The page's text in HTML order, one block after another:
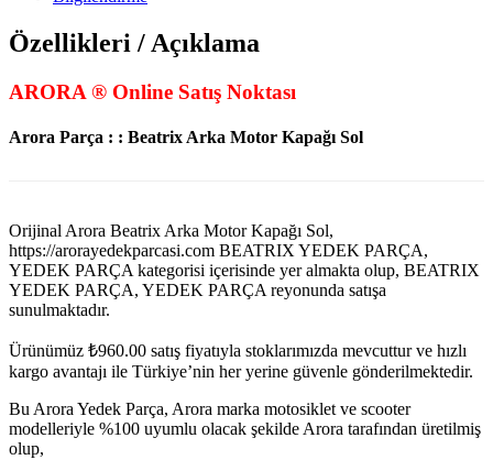
Özellikleri / Açıklama
ARORA ® Online Satış Noktası
Arora Parça : : Beatrix Arka Motor Kapağı Sol
Orijinal Arora Beatrix Arka Motor Kapağı Sol,
https://arorayedekparcasi.com BEATRIX YEDEK PARÇA,
YEDEK PARÇA kategorisi içerisinde yer almakta olup, BEATRIX
YEDEK PARÇA, YEDEK PARÇA reyonunda satışa
sunulmaktadır.
Ürünümüz ₺960.00 satış fiyatıyla stoklarımızda mevcuttur ve hızlı
kargo avantajı ile Türkiye’nin her yerine güvenle gönderilmektedir.
Bu Arora Yedek Parça, Arora marka motosiklet ve scooter
modelleriyle %100 uyumlu olacak şekilde Arora tarafından üretilmiş
olup,